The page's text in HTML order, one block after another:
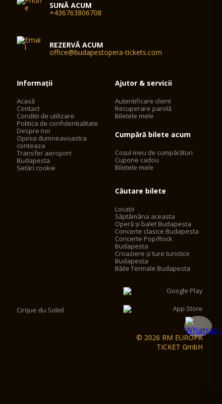
SUNĂ ACUM
+436763806708
REZERVĂ ACUM
office@budapestopera-tickets.com
Informații
Acasă
Contact
Conditii de utilizare
Politica de confidentialitate
Despre noi
Opinia dumneavoastra
conteaza
Transfer aeroport
Budapesta
Setări cookie
Ajutor & servicii
Autentificare client
Recuperare parolă
Biletele mele
Cumpără bilete acum
Coșul meu de cumpărături
Cupone cadou
Biletele mele
Căutare bilete
Locații
Săptămâna aceasta
Operă și balet Budapesta
Concerte clasice Budapesta
Concerte Pop/Rock
Budapesta
Croaziere și ture turistice
Budapesta
Băile Termale Budapesta
Cirque du Soleil
© 2026 RM EUROPA
TICKET GmbH